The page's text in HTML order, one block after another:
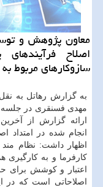
اصلاح
سازوكارهای مربوط
به گزارش رهاتل به
مهدی فسنقری در جلسه
ارائه گزارش از
انجام شده در امتداد
اظهار داشت: نظام
کارفرما و به کارگیری
اعتبار و کوشش برای
اصلاحاتی است که در